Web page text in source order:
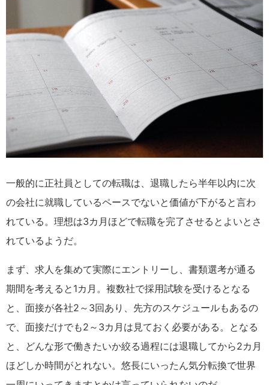
一般的に正社員としての転職は、退職したら半年以内に次
の会社に就職しているペースでないと価値が下がると言わ
れている。理想は3カ月ほどで転職を完了させるとよいとさ
れているようだ。
まず、求人を集めて実際にエントリーし、書類選考が通る
期間を考えると1カ月。複数社で採用試験を受けるとなる
と、面接が各社2～3回あり、先方のスケジュールもあるの
で、面接だけでも2～3カ月は見ておく必要がある。となる
と、どんな形で働きたいか絞る過程には退職してから2カ月
ほどしか時間がとれない。悠長にいったん気分転換で世界